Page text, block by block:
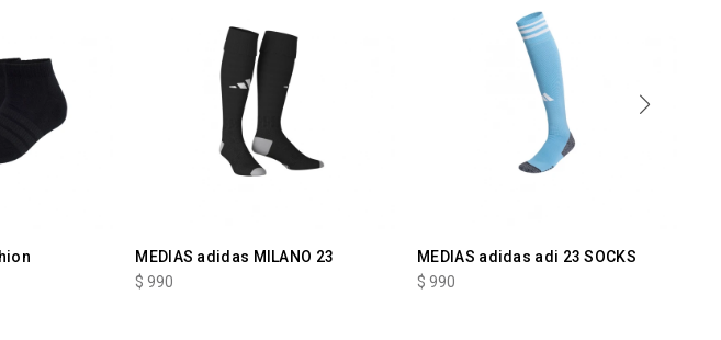
MEDIAS adidas MILANO 23
$ 990
MEDIAS adidas adi 23 SOCKS
$ 990